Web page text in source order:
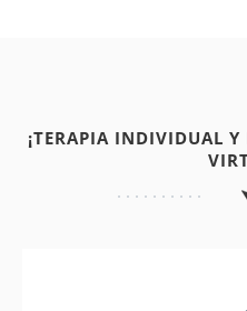
¡TERAPIA INDIVIDUAL Y